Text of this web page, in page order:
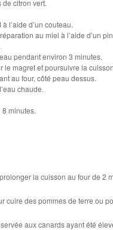
citron vert.
l’aide d’un couteau.
au miel à l’aide d’un
pendant environ 3 minutes.
le magret et poursuivre la
au four, côté peau dessus.
chaude.
minutes.
la cuisson au four de 2
cuire des pommes de terre ou
aux canards ayant été